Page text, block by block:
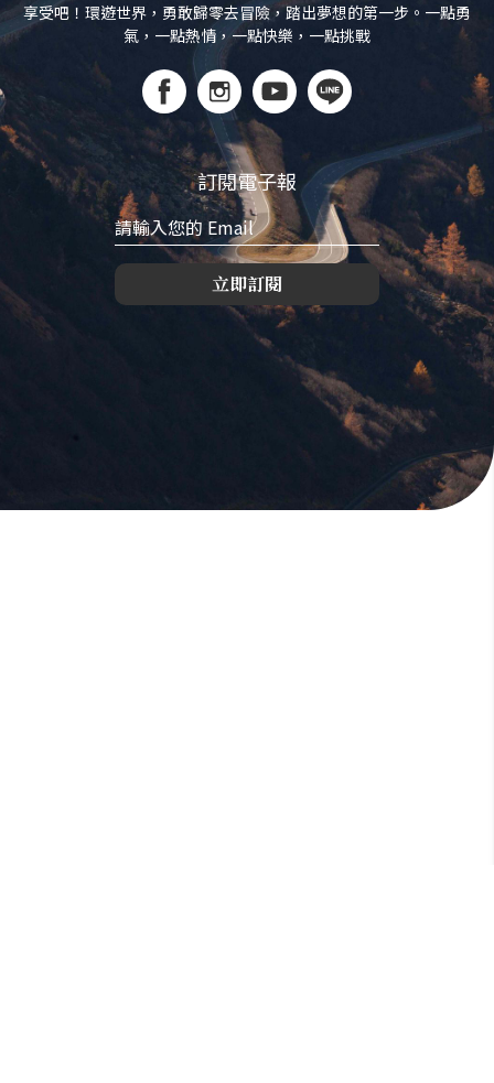
享受吧！環遊世界，勇敢歸零去冒險，踏出夢想的第一步。一點勇
氣，一點熱情，一點快樂，一點挑戰
訂閱電子報
立即訂閱